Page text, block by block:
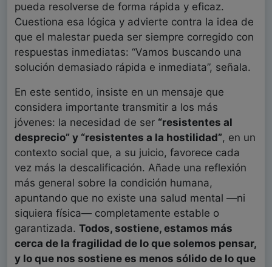
pueda resolverse de forma rápida y eficaz.
Cuestiona esa lógica y advierte contra la idea de
que el malestar pueda ser siempre corregido con
respuestas inmediatas: “Vamos buscando una
solución demasiado rápida e inmediata”, señala.
En este sentido, insiste en un mensaje que
considera importante transmitir a los más
jóvenes: la necesidad de ser “resistentes al
desprecio” y “resistentes a la hostilidad”, en un
contexto social que, a su juicio, favorece cada
vez más la descalificación. Añade una reflexión
más general sobre la condición humana,
apuntando que no existe una salud mental —ni
siquiera física— completamente estable o
garantizada. Todos, sostiene, estamos más
cerca de la fragilidad de lo que solemos pensar,
y lo que nos sostiene es menos sólido de lo que